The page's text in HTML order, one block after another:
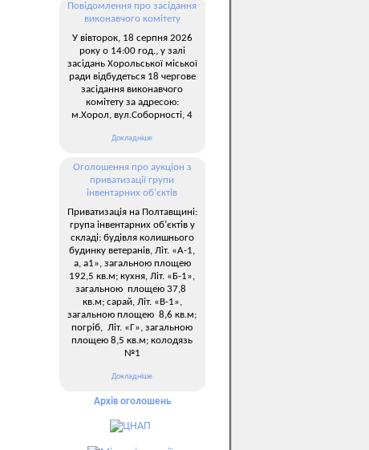
Повідомлення про засідання
виконавчого комітету
У вівторок, 18 серпня 2026
року о 14:00 год., у залі
засідань Хорольської міської
ради відбудеться 18 чергове
засідання виконавчого
комітету за адресою:
м.Хорол, вул.Соборності, 4
Докладніше
Оголошення про аукціон з
приватизації групи
інвентарних об’єктів
Приватизація на Полтавщині:
група інвентарних об’єктів у
складі: будівля колишнього
будинку ветеранів, Літ. «А-1,
а, а1», загальною площею
192,5 кв.м; кухня, Літ. «Б-1»,
загальною площею 37,8
кв.м; сарай, Літ. «В-1»,
загальною площею 8,6 кв.м;
погріб, Літ. «Г», загальною
площею 8,5 кв.м; колодязь
№1
Докладніше
Архів оголошень